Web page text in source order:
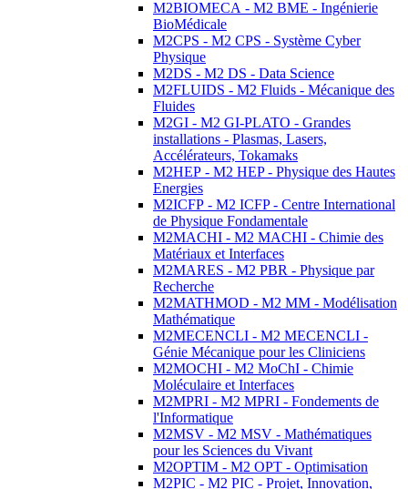
M2BIOMECA - M2 BME - Ingénierie
BioMédicale
M2CPS - M2 CPS - Système Cyber
Physique
M2DS - M2 DS - Data Science
M2FLUIDS - M2 Fluids - Mécanique des
Fluides
M2GI - M2 GI-PLATO - Grandes
installations - Plasmas, Lasers,
Accélérateurs, Tokamaks
M2HEP - M2 HEP - Physique des Hautes
Energies
M2ICFP - M2 ICFP - Centre International
de Physique Fondamentale
M2MACHI - M2 MACHI - Chimie des
Matériaux et Interfaces
M2MARES - M2 PBR - Physique par
Recherche
M2MATHMOD - M2 MM - Modélisation
Mathématique
M2MECENCLI - M2 MECENCLI -
Génie Mécanique pour les Cliniciens
M2MOCHI - M2 MoChI - Chimie
Moléculaire et Interfaces
M2MPRI - M2 MPRI - Fondements de
l'Informatique
M2MSV - M2 MSV - Mathématiques
pour les Sciences du Vivant
M2OPTIM - M2 OPT - Optimisation
M2PIC - M2 PIC - Projet, Innovation,